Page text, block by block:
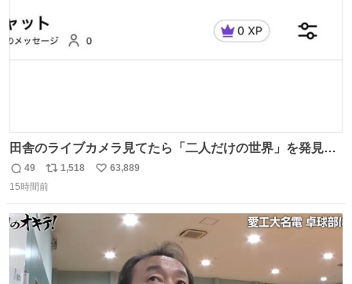
田舎のライブカメラ見てたら「二人だけの世界」を発見し
た
返
信
49
リ
ポ
ト
数
1,518
い
63,889
15時間前